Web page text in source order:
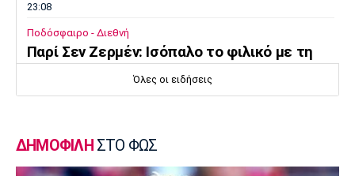
23:08
Ποδόσφαιρο - Διεθνή
Παρί Σεν Ζερμέν: Ισόπαλο το φιλικό με τη
Μάντσεστερ Γιουνάιτεντ
Σκωτία: «Δύο στα δύο» η Σεντ Μίρεν, πρώτη
νίκη για Νταντί
Όλες οι ειδήσεις
ΔΗΜΟΦΙΛΗ ΣΤΟ ΦΩΣ